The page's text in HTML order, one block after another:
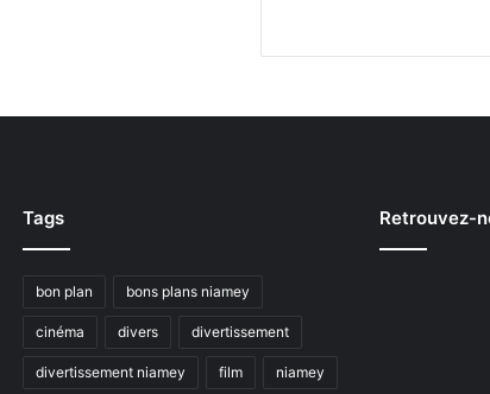
Tags
bon plan bons plans niamey
cinéma divers divertissement
divertissement niamey film niamey
Retrouvez-